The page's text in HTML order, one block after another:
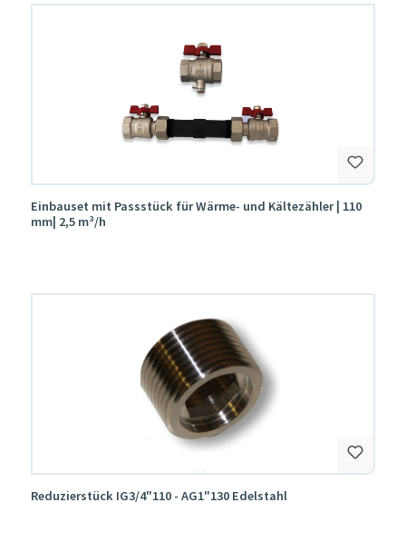
Einbauset mit Passstück für Wärme- und Kältezähler | 110
mm| 2,5 m³/h
Reduzierstück IG3/4"110 - AG1"130 Edelstahl